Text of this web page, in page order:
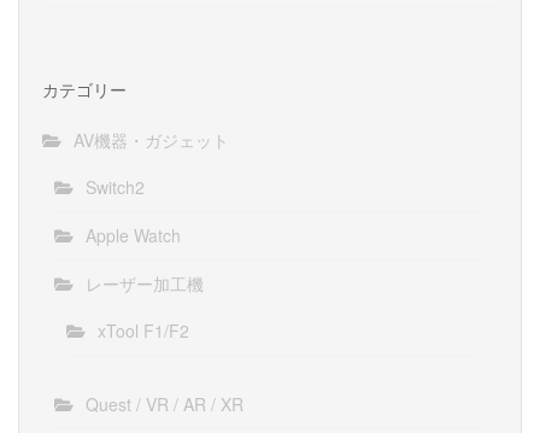
カテゴリー
AV機器・ガジェット
Switch2
Apple Watch
レーザー加工機
xTool F1/F2
Quest / VR / AR / XR